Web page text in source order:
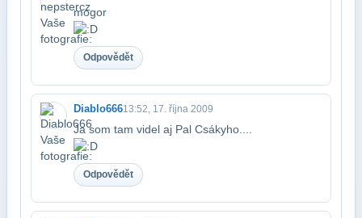
mogor
Odpovědět
Diablo66613:52, 17. října 2009
Ja som tam videl aj Pal Csákyho....
Odpovědět